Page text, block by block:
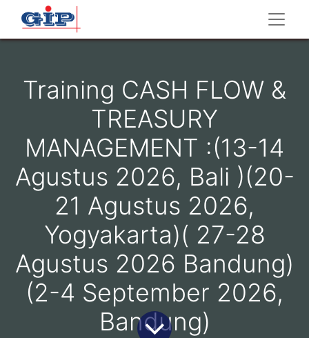
Training CASH FLOW &
TREASURY
MANAGEMENT :(13-14
Agustus 2026, Bali )(20-
21 Agustus 2026,
Yogyakarta)( 27-28
Agustus 2026 Bandung)
(2-4 September 2026,
Bandung)